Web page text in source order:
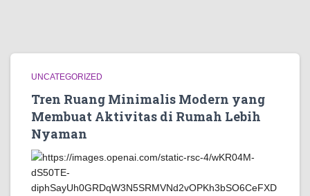
UNCATEGORIZED
Tren Ruang Minimalis Modern yang
Membuat Aktivitas di Rumah Lebih
Nyaman